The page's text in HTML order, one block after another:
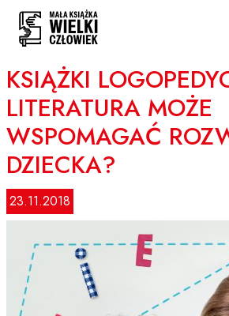
Przejdź
treści
KSIĄŻKI
LITERATURA MOŻE
WSPOMAGAĆ
DZIECKA?
23.11.2018